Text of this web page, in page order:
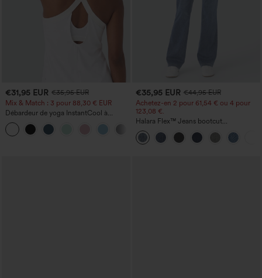
€31,95 EUR €35,95 EUR
Mix & Match : 3 pour 88,30 € EUR
Débardeur de yoga InstantCool à
encolure en U et ourlet arrondi –
UPF50+
€35,95 EUR €44,95 EUR
Achetez-en 2 pour 61,54 € ou 4 pour
123,08 €.
Halara Flex™ Jeans bootcut
décontractés taille haute, effet délavé,
avec poches